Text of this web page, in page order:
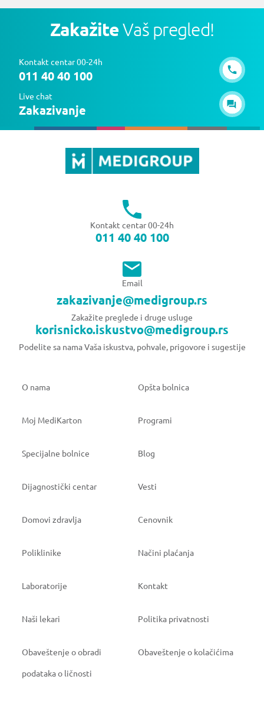
ZakažiteVaš pregled!
Kontakt centar 00-24h
011 40 40 100
Live chat
Zakazivanje
Kontakt centar 00-24h
011 40 40 100
Email
zakazivanje@medigroup.rs
Zakažite preglede i druge usluge
korisnicko.iskustvo@medigroup.rs
Podelite sa nama Vaša iskustva, pohvale, prigovore i sugestije
O nama Opšta bolnica
Moj MediKarton Programi
Specijalne bolnice Blog
Dijagnostički centar Vesti
Domovi zdravlja Cenovnik
Poliklinike Načini plaćanja
Laboratorije Kontakt
Naši lekari Politika privatnosti
Obaveštenje o obradi
podataka o ličnosti
Obaveštenje o kolačićima